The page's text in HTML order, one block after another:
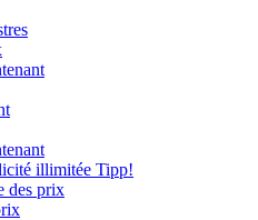
illimitée Tipp!
des prix